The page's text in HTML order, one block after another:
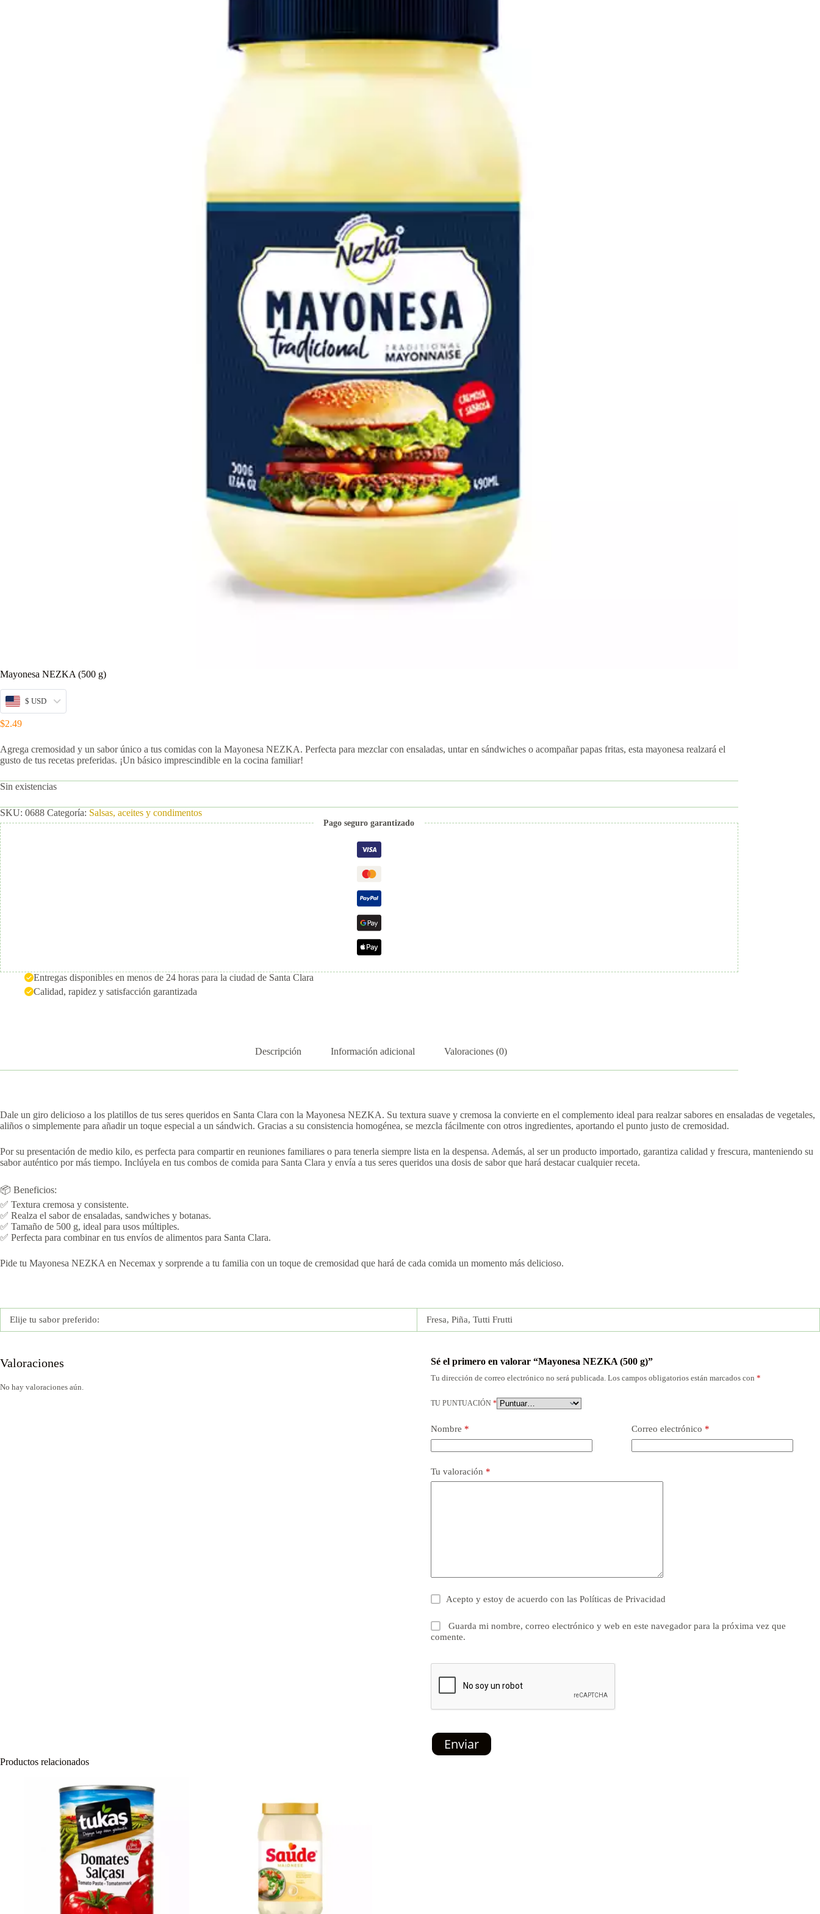
Mayonesa NEZKA (500 g)
$ USD
$2.49
Agrega cremosidad y un sabor único a tus comidas con la Mayonesa NEZKA. Perfecta para mezclar con ensaladas, untar en sándwiches o acompañar papas fritas, esta mayonesa realzará el
gusto de tus recetas preferidas. ¡Un básico imprescindible en la cocina familiar!
Sin existencias
SKU: 0688 Categoría: Salsas, aceites y condimentos
Pago seguro garantizado
Entregas disponibles en menos de 24 horas para la ciudad de Santa Clara
Calidad, rapidez y satisfacción garantizada
Descripción Información adicional Valoraciones (0)
Dale un giro delicioso a los platillos de tus seres queridos en Santa Clara con la Mayonesa NEZKA. Su textura suave y cremosa la convierte en el complemento ideal para realzar sabores en ensaladas de vegetales,
aliños o simplemente para añadir un toque especial a un sándwich. Gracias a su consistencia homogénea, se mezcla fácilmente con otros ingredientes, aportando el punto justo de cremosidad.
Por su presentación de medio kilo, es perfecta para compartir en reuniones familiares o para tenerla siempre lista en la despensa. Además, al ser un producto importado, garantiza calidad y frescura, manteniendo su
sabor auténtico por más tiempo. Inclúyela en tus combos de comida para Santa Clara y envía a tus seres queridos una dosis de sabor que hará destacar cualquier receta.
📦 Beneficios:
✅ Textura cremosa y consistente.
✅ Realza el sabor de ensaladas, sandwiches y botanas.
✅ Tamaño de 500 g, ideal para usos múltiples.
✅ Perfecta para combinar en tus envíos de alimentos para Santa Clara.
Pide tu Mayonesa NEZKA en Necemax y sorprende a tu familia con un toque de cremosidad que hará de cada comida un momento más delicioso.
Elije tu sabor preferido: Fresa, Piña, Tutti Frutti
Valoraciones
No hay valoraciones aún.
Sé el primero en valorar “Mayonesa NEZKA (500 g)”
Tu dirección de correo electrónico no será publicada. Los campos obligatorios están marcados con *
TU PUNTUACIÓN *
Nombre * Correo electrónico *
Tu valoración *
Acepto y estoy de acuerdo con las Políticas de Privacidad
Guarda mi nombre, correo electrónico y web en este navegador para la próxima vez que
comente.
Enviar
Productos relacionados